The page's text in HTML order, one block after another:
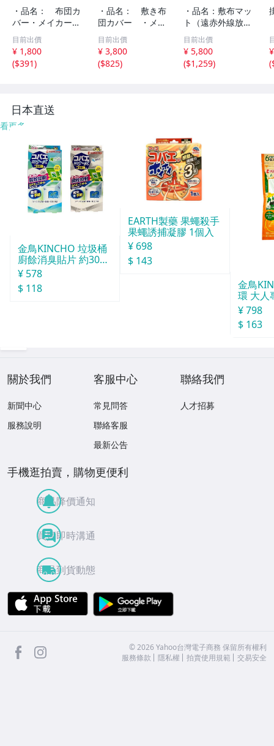
・品名： 布団カ
バー・メイカー:
日清紡 ・素
材：ポリエステ
ル・NO-R6-10-5.
8
目前出價
¥ 1,800
($391)
・品名： 敷き布
団カバー ・メイ
カー: 日本ビネ
ガーボトラーズ・
NO-R6-10-5.8
目前出價
¥ 3,800
($825)
・品名：敷布マッ
ト（遠赤外線放射
わた）・素材：
綿 グラウンド
ポリエステル・R
6
目前出價
¥ 5,800
($1,259)
(
日本直送
看更多
金鳥KINCHO 垃圾桶
廚餘消臭貼片 約30天
分
¥ 578
$ 118
EARTH製藥 果蠅殺手
果蠅誘捕凝膠 1個入
¥ 698
$ 143
金鳥
環 大人
¥ 798
$ 163
關於我們
新聞中心
服務說明
客服中心
常見問答
聯絡客服
最新公告
聯絡我們
人才招募
手機逛拍賣，購物更便利
商品降價通知
買賣即時溝通
商品到貨動態
APP Store
facebook ©2026 Yahoo台灣電子商務 保留所有權利
服務條款
隱私權 拍賣使用規範 交易安全